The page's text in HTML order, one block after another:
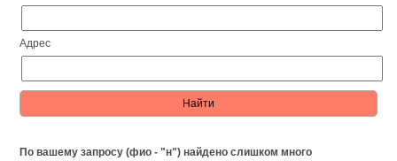
Адрес
По вашему запросу (фио - "н") найдено слишком много